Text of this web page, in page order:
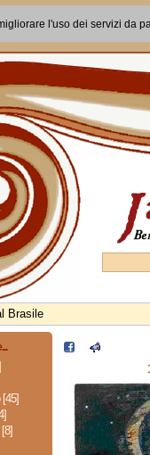
l'uso dei servizi da
Brasile